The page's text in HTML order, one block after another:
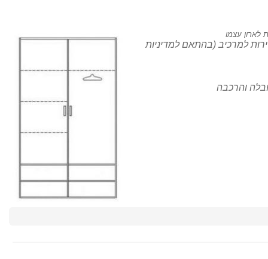
לארון עצמו
למרכיב (בהתאם למדיניות